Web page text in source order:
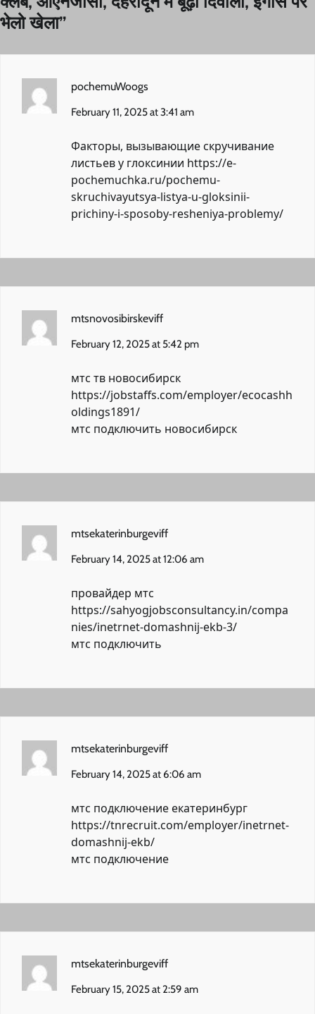
भेलो खेला”
pochemuWoogs
February 11, 2025 at 3:41 am
Факторы, вызывающие скручивание
листьев у глоксинии https://e-
pochemuchka.ru/pochemu-
skruchivayutsya-listya-u-gloksinii-
prichiny-i-sposoby-resheniya-problemy/
mtsnovosibirskeviff
February 12, 2025 at 5:42 pm
мтс тв новосибирск
https://jobstaffs.com/employer/ecocashh
oldings1891/
мтс подключить новосибирск
mtsekaterinburgeviff
February 14, 2025 at 12:06 am
провайдер мтс
https://sahyogjobsconsultancy.in/compa
nies/inetrnet-domashnij-ekb-3/
мтс подключить
mtsekaterinburgeviff
February 14, 2025 at 6:06 am
мтс подключение екатеринбург
https://tnrecruit.com/employer/inetrnet-
domashnij-ekb/
мтс подключение
mtsekaterinburgeviff
February 15, 2025 at 2:59 am